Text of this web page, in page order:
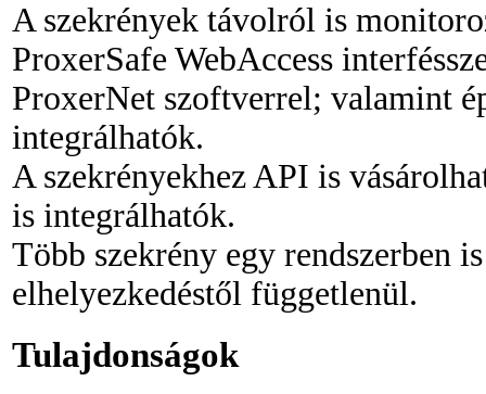
A szekrények távolról is
ProxerSafe WebAccess
ProxerNet szoftverrel; valamint
integrálhatók.
A szekrényekhez API is
is integrálhatók.
Több szekrény egy rendszerben
elhelyezkedéstől függetlenül.
Tulajdonságok